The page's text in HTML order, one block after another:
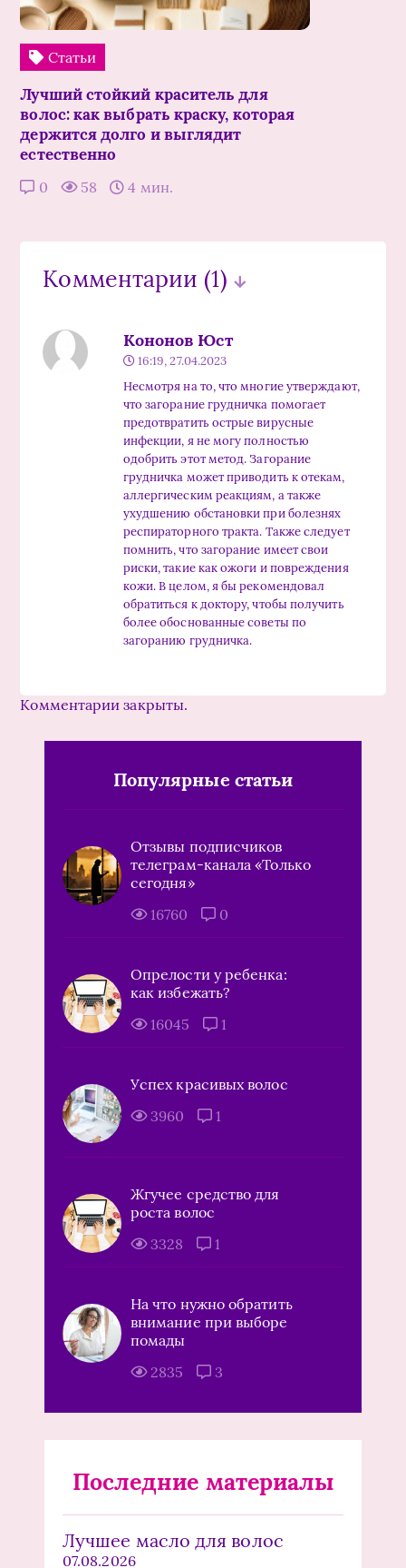
Статьи
Лучший стойкий краситель для
волос: как выбрать краску, которая
держится долго и выглядит
естественно
0 58 4 мин.
Комментарии (1)
Кононов Юст
16:19, 27.04.2023
Несмотря на то, что многие утверждают,
что загорание грудничка помогает
предотвратить острые вирусные
инфекции, я не могу полностью
одобрить этот метод. Загорание
грудничка может приводить к отекам,
аллергическим реакциям, а также
ухудшению обстановки при болезнях
респираторного тракта. Также следует
помнить, что загорание имеет свои
риски, такие как ожоги и повреждения
кожи. В целом, я бы рекомендовал
обратиться к доктору, чтобы получить
более обоснованные советы по
загоранию грудничка.
Комментарии закрыты.
Популярные статьи
Отзывы подписчиков
телеграм-канала «Только
сегодня»
16760
0
Опрелости у ребенка:
как избежать?
16045
1
Успех красивых волос
3960
1
Жгучее средство для
роста волос
3328
1
На что нужно обратить
внимание при выборе
помады
2835
3
Последние материалы
Лучшее масло для волос
07.08.2026